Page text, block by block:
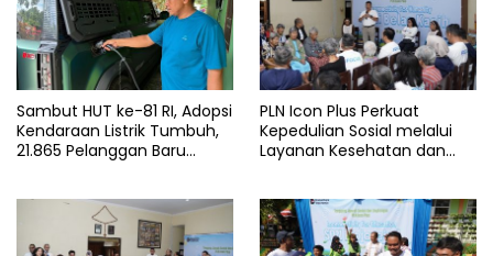
Sambut HUT ke-81 RI, Adopsi
Kendaraan Listrik Tumbuh,
21.865 Pelanggan Baru
PLN Icon Plus Perkuat
Kepedulian Sosial melalui
Layanan Kesehatan dan